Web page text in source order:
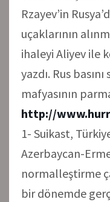
Rzayev’in
uçaklarının
ihaleyi Aliyev ile
yazdı. Rus
mafyasının
http://
1- Suikast,
Azerbaycan-
normalleştirme
bir dönemde